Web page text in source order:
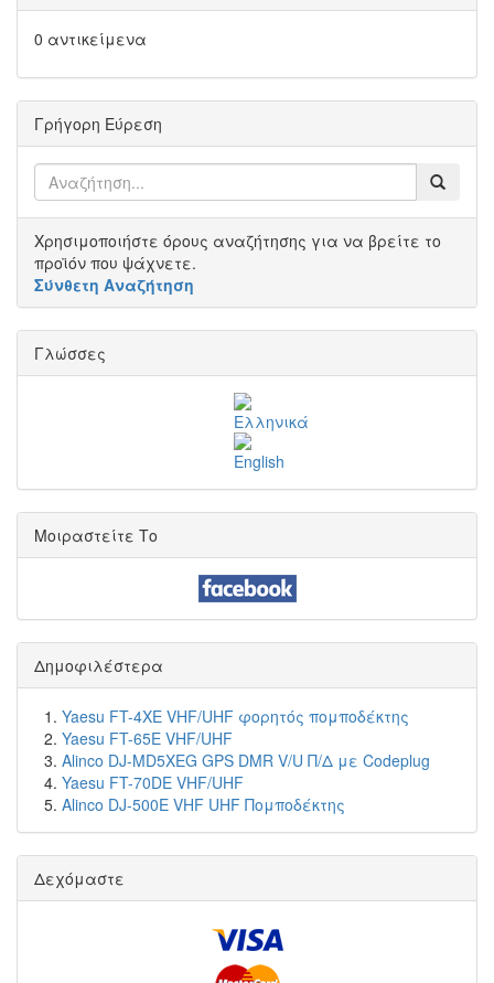
0 αντικείμενα
Γρήγορη Εύρεση
Χρησιμοποιήστε όρους αναζήτησης για να βρείτε το
προϊόν που ψάχνετε.
Σύνθετη Αναζήτηση
Γλώσσες
Μοιραστείτε Το
Δημοφιλέστερα
Yaesu FT-4XE VHF/UHF φορητός πομποδέκτης
Yaesu FT-65E VHF/UHF
Alinco DJ-MD5XEG GPS DMR V/U Π/Δ με Codeplug
Yaesu FT-70DE VHF/UHF
Alinco DJ-500E VHF UHF Πομποδέκτης
Δεχόμαστε